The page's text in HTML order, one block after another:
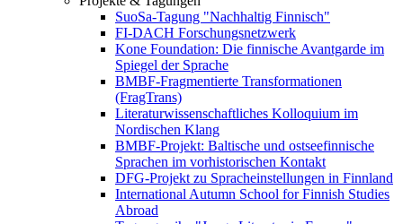
SuoSa-Tagung "Nachhaltig Finnisch"
FI-DACH Forschungsnetzwerk
Kone Foundation: Die finnische Avantgarde im
Spiegel der Sprache
BMBF-Fragmentierte Transformationen
(FragTrans)
Literaturwissenschaftliches Kolloquium im
Nordischen Klang
BMBF-Projekt: Baltische und ostseefinnische
Sprachen im vorhistorischen Kontakt
DFG-Projekt zu Spracheinstellungen in Finnland
International Autumn School for Finnish Studies
Abroad